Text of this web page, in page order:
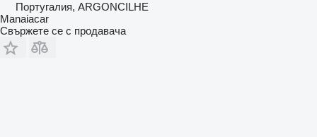
Португалия, ARGONCILHE
Manaiacar
Свържете се с продавача